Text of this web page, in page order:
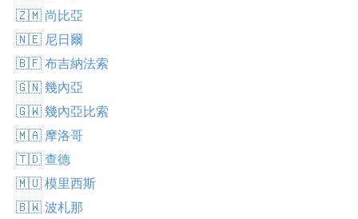
🇿🇲 尚比亞
🇳🇪 尼日爾
🇧🇫 布吉納法索
🇬🇳 幾內亞
🇬🇼 幾內亞比索
🇲🇦 摩洛哥
🇹🇩 查德
🇲🇺 模里西斯
🇧🇼 波札那